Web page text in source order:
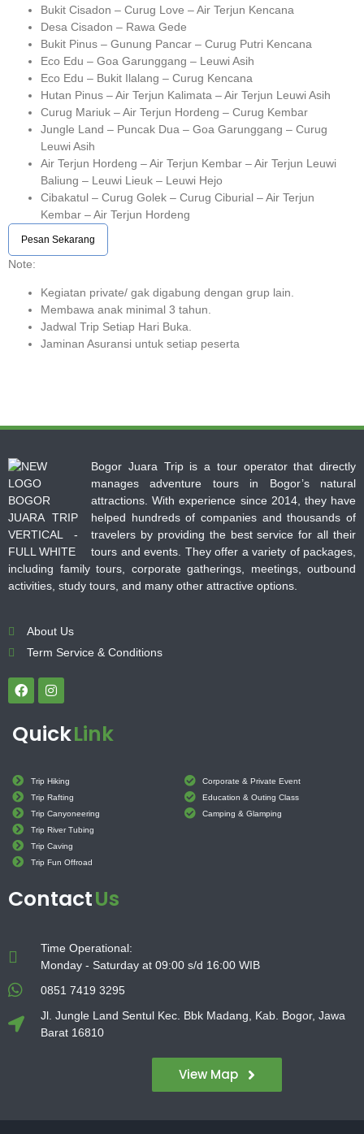
Bukit Cisadon – Curug Love – Air Terjun Kencana
Desa Cisadon – Rawa Gede
Bukit Pinus – Gunung Pancar – Curug Putri Kencana
Eco Edu – Goa Garunggang – Leuwi Asih
Eco Edu – Bukit Ilalang – Curug Kencana
Hutan Pinus – Air Terjun Kalimata – Air Terjun Leuwi Asih
Curug Mariuk – Air Terjun Hordeng – Curug Kembar
Jungle Land – Puncak Dua – Goa Garunggang – Curug
Leuwi Asih
Air Terjun Hordeng – Air Terjun Kembar – Air Terjun Leuwi
Baliung – Leuwi Lieuk – Leuwi Hejo
Cibakatul – Curug Golek – Curug Ciburial – Air Terjun
Kembar – Air Terjun Hordeng
Pesan Sekarang
Note:⁣⁣
Kegiatan private/ gak digabung dengan grup lain.
Membawa anak minimal 3 tahun.⁣⁣
Jadwal Trip Setiap Hari Buka.⁣⁣
Jaminan Asuransi untuk setiap peserta ⁣⁣
Bogor Juara Trip is a tour operator that directly
manages adventure tours in Bogor’s natural
attractions. With experience since 2014, they have
helped hundreds of companies and thousands of
travelers by providing the best service for all their
tours and events. They offer a variety of packages,
including family tours, corporate gatherings, meetings, outbound
activities, study tours, and many other attractive options.
About Us
Term Service & Conditions
QuickLink
Trip Hiking
Trip Rafting
Trip Canyoneering
Trip River Tubing
Trip Caving
Trip Fun Offroad
Corporate & Private Event
Education & Outing Class
Camping & Glamping
ContactUs
Time Operational:
Monday - Saturday at 09:00 s/d 16:00 WIB
0851 7419 3295
Jl. Jungle Land Sentul Kec. Bbk Madang, Kab. Bogor, Jawa
Barat 16810
View Map